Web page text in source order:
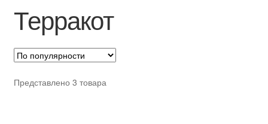
Контакты
Корзина
Опт
Терракот
Представлено 3 товара